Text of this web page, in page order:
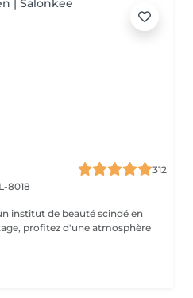
312
8018
institut de beauté scindé en